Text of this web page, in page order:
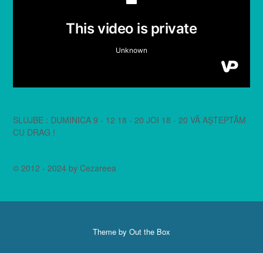
SLUJBE : DUMINICA 9 - 12 18 - 20 JOI 18 - 20 VĂ AȘTEPTĂM
CU DRAG !
© 2012 - 2024 by Cezareea
Theme by Out the Box